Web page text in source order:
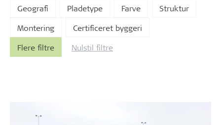
Geografi Pladetype Farve
Struktur
Montering
Certificeret byggeri
Flere filtre
Nulstil filtre